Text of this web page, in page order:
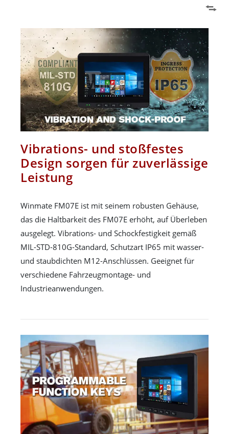
Vibrations- und stoßfestes
Design sorgen für zuverlässige
Leistung
Winmate FM07E ist mit seinem robusten Gehäuse,
das die Haltbarkeit des FM07E erhöht, auf Überleben
ausgelegt. Vibrations- und Schockfestigkeit gemäß
MIL-STD-810G-Standard, Schutzart IP65 mit wasser-
und staubdichten M12-Anschlüssen. Geeignet für
verschiedene Fahrzeugmontage- und
Industrieanwendungen.